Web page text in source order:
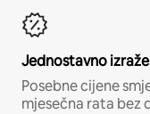
Jednostavno
Posebne cijene
mjesečna rata bez